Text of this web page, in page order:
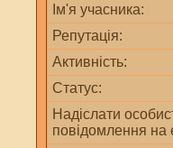
Ім'я учасника:
Репутація:
Активність:
Статус:
Надіслати
повідомлення на